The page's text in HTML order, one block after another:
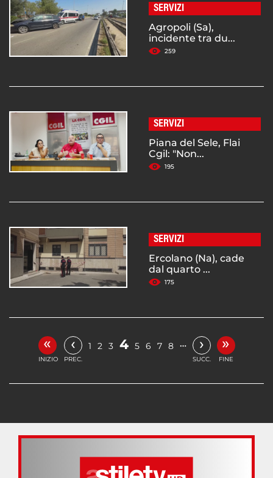
SERVIZI
Agropoli (Sa),
incidente tra du...
259
SERVIZI
Piana del Sele, Flai
Cgil: "Non...
195
SERVIZI
Ercolano (Na), cade
dal quarto ...
175
«
INIZIO
‹
PREC.
1 2 3 4 5 6 7 8 … ›
SUCC.
»
FINE